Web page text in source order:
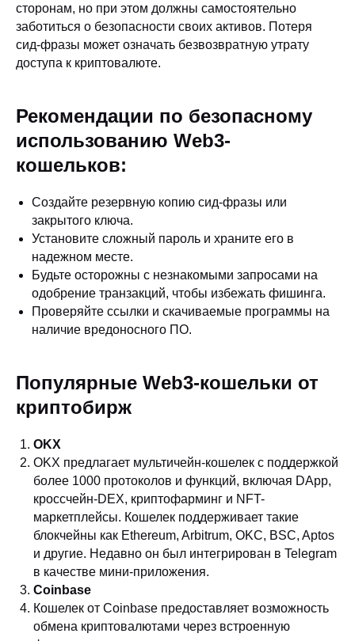
сторонам, но при этом должны самостоятельно
заботиться о безопасности своих активов. Потеря
сид-фразы может означать безвозвратную утрату
доступа к криптовалюте.
Рекомендации по безопасному
использованию Web3-
кошельков:
Создайте резервную копию сид-фразы или
закрытого ключа.
Установите сложный пароль и храните его в
надежном месте.
Будьте осторожны с незнакомыми запросами на
одобрение транзакций, чтобы избежать фишинга.
Проверяйте ссылки и скачиваемые программы на
наличие вредоносного ПО.
Популярные Web3-кошельки от
криптобирж
OKX
OKX предлагает мультичейн-кошелек с поддержкой
более 1000 протоколов и функций, включая DApp,
кроссчейн-DEX, криптофарминг и NFT-
маркетплейсы. Кошелек поддерживает такие
блокчейны как Ethereum, Arbitrum, OKC, BSC, Aptos
и другие. Недавно он был интегрирован в Telegram
в качестве мини-приложения.
Coinbase
Кошелек от Coinbase предоставляет возможность
обмена криптовалютами через встроенную